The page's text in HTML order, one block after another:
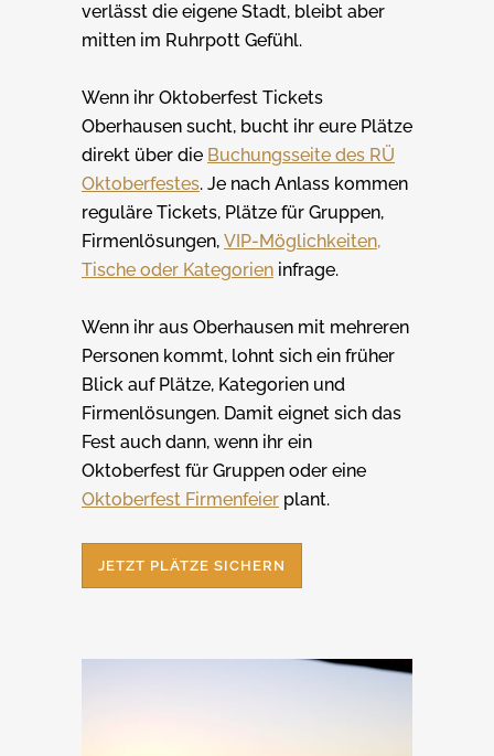
verlässt die eigene Stadt, bleibt aber
mitten im Ruhrpott Gefühl.
Wenn ihr Oktoberfest Tickets
Oberhausen sucht, bucht ihr eure Plätze
direkt über die Buchungsseite des RÜ
Oktoberfestes. Je nach Anlass kommen
reguläre Tickets, Plätze für Gruppen,
Firmenlösungen, VIP-Möglichkeiten,
Tische oder Kategorien infrage.
Wenn ihr aus Oberhausen mit mehreren
Personen kommt, lohnt sich ein früher
Blick auf Plätze, Kategorien und
Firmenlösungen. Damit eignet sich das
Fest auch dann, wenn ihr ein
Oktoberfest für Gruppen oder eine
Oktoberfest Firmenfeier plant.
JETZT PLÄTZE SICHERN